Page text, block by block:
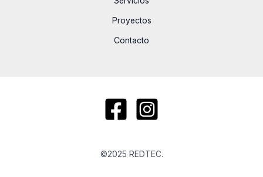
Proyectos
Contacto
©2025 REDTEC.